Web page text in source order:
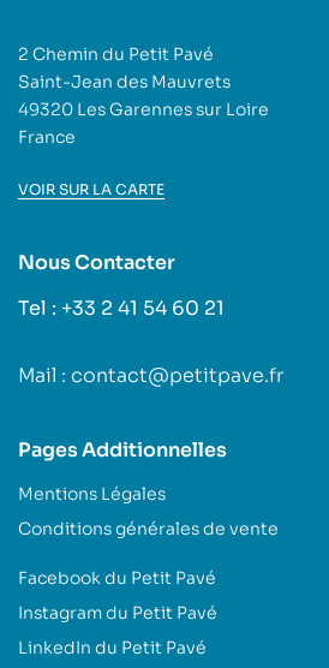
2 Chemin du Petit Pavé
Saint-Jean des Mauvrets
49320 Les Garennes sur Loire
France
VOIR SUR LA CARTE
Nous Contacter
Tel : +33 2 41 54 60 21
Mail : contact@petitpave.fr
Pages Additionnelles
Mentions Légales
Conditions générales de vente
Facebook du Petit Pavé
Instagram du Petit Pavé
LinkedIn du Petit Pavé